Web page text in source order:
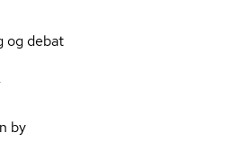
og debat
by